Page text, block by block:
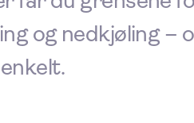
og nedkjøling –